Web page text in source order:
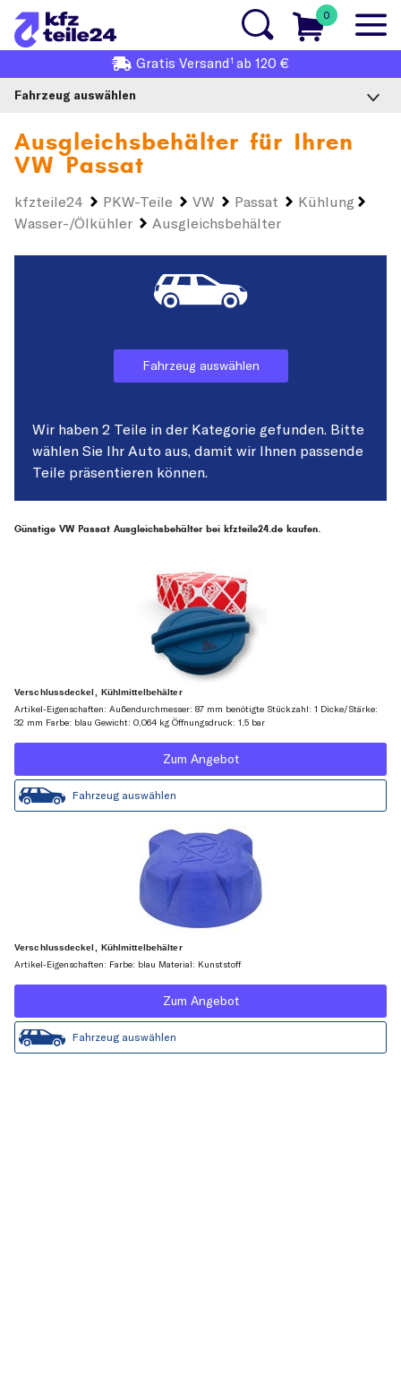
0
Gratis Versand1 ab 120 €
Fahrzeug auswählen
Ausgleichsbehälter für Ihren
VW Passat
kfzteile24 PKW-Teile VW Passat
Kühlung
Wasser-/Ölkühler
Ausgleichsbehälter
Fahrzeug auswählen
Wir haben 2 Teile in der Kategorie gefunden. Bitte
wählen Sie Ihr Auto aus, damit wir Ihnen passende
Teile präsentieren können.
Günstige VW Passat Ausgleichsbehälter bei kfzteile24.de kaufen.
Verschlussdeckel, Kühlmittelbehälter
Artikel-Eigenschaften: Außendurchmesser: 87 mm benötigte Stückzahl: 1 Dicke/Stärke:
32 mm Farbe: blau Gewicht: 0,064 kg Öffnungsdruck: 1,5 bar
Zum Angebot
Fahrzeug auswählen
Verschlussdeckel, Kühlmittelbehälter
Artikel-Eigenschaften: Farbe: blau Material: Kunststoff
Zum Angebot
Fahrzeug auswählen